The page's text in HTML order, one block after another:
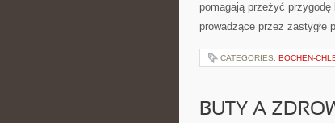
pomagają przeżyć
prowadzące przez
CATEGORIES: BOCHEN-
BUTY A